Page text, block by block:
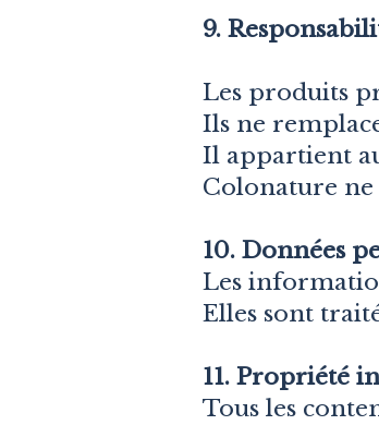
9.
Les produits
Ils ne
Il appartient
Colonature ne
10. Données
Les
Elles sont
11. Propriété
Tous les